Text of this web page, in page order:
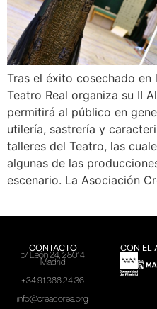
Tras el éxito cosechado en
Teatro Real organiza su II
permitirá al público en
utilería, sastrería y
talleres del Teatro, las
algunas de las
escenario. La Asociación
CONTACTO
c/ León 24, 28014
Madrid
+34 91 366 24 36
info@creadores.org
CON EL